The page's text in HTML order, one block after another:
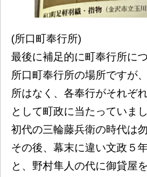
(所口町奉行所)
最後に補足的に町奉行所に
所口町奉行所の場所ですが
所はなく、各奉行がそれぞ
として町政に当たっていまし
初代の三輪藤兵衛の時代は
その後、幕末に違い文政５
と、野村隼人の代に御貸屋